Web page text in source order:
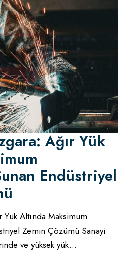
Ağır Yük
Endüstriyel
Altında Maksimum
Zemin Çözümü Sanayi
ve yüksek yük...